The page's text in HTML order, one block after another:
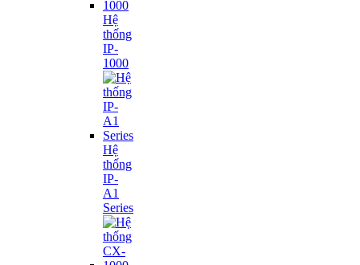
Hệ
thống
IP-
1000
Hệ
thống
IP-
A1
Series